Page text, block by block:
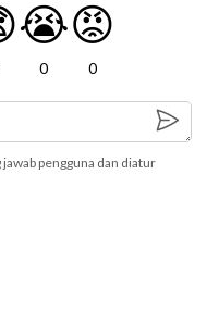
😭
0
😡
0
pengguna dan diatur